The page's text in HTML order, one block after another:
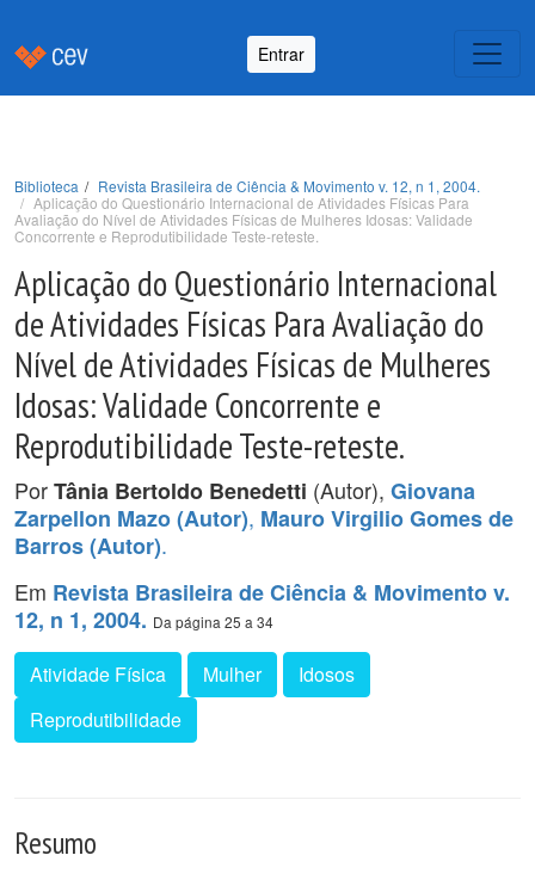
Entrar
Biblioteca
Revista Brasileira de Ciência & Movimento v. 12, n 1, 2004.
Aplicação do Questionário Internacional de Atividades Físicas Para
Avaliação do Nível de Atividades Físicas de Mulheres Idosas: Validade
Concorrente e Reprodutibilidade Teste-reteste.
Aplicação do Questionário Internacional
de Atividades Físicas Para Avaliação do
Nível de Atividades Físicas de Mulheres
Idosas: Validade Concorrente e
Reprodutibilidade Teste-reteste.
PorTânia Bertoldo Benedetti (Autor), Giovana
Zarpellon Mazo (Autor), Mauro Virgilio Gomes de
Barros (Autor).
Em Revista Brasileira de Ciência & Movimento v.
12, n 1, 2004. Da página 25 a 34
Atividade Física Mulher
Idosos
Reprodutibilidade
Resumo